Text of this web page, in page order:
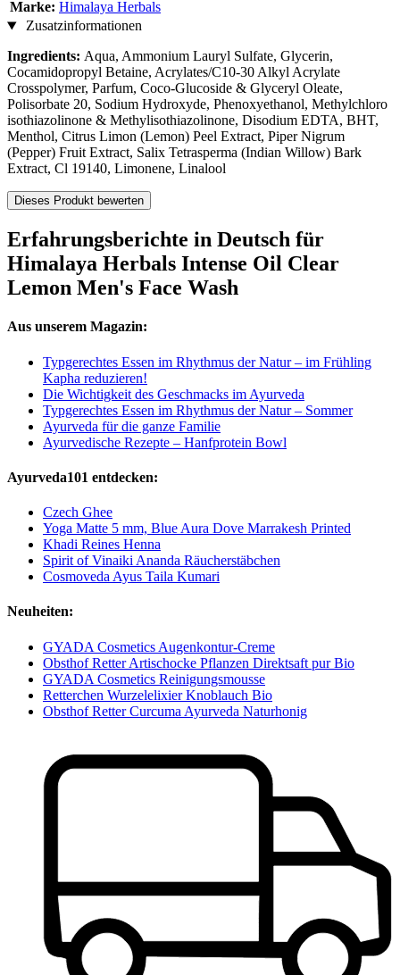
Marke: Himalaya Herbals
Zusatzinformationen
Ingredients: Aqua, Ammonium Lauryl Sulfate, Glycerin,
Cocamidopropyl Betaine, Acrylates/C10-30 Alkyl Acrylate
Crosspolymer, Parfum, Coco-Glucoside & Glyceryl Oleate,
Polisorbate 20, Sodium Hydroxyde, Phenoxyethanol, Methylchloro
isothiazolinone & Methylisothiazolinone, Disodium EDTA, BHT,
Menthol, Citrus Limon (Lemon) Peel Extract, Piper Nigrum
(Pepper) Fruit Extract, Salix Tetrasperma (Indian Willow) Bark
Extract, Cl 19140, Limonene, Linalool
Dieses Produkt bewerten
Erfahrungsberichte in Deutsch für
Himalaya Herbals Intense Oil Clear
Lemon Men's Face Wash
Aus unserem Magazin:
Typgerechtes Essen im Rhythmus der Natur – im Frühling
Kapha reduzieren!
Die Wichtigkeit des Geschmacks im Ayurveda
Typgerechtes Essen im Rhythmus der Natur – Sommer
Ayurveda für die ganze Familie
Ayurvedische Rezepte – Hanfprotein Bowl
Ayurveda101 entdecken:
Czech Ghee
Yoga Matte 5 mm, Blue Aura Dove Marrakesh Printed
Khadi Reines Henna
Spirit of Vinaiki Ananda Räucherstäbchen
Cosmoveda Ayus Taila Kumari
Neuheiten:
GYADA Cosmetics Augenkontur-Creme
Obsthof Retter Artischocke Pflanzen Direktsaft pur Bio
GYADA Cosmetics Reinigungsmousse
Retterchen Wurzelelixier Knoblauch Bio
Obsthof Retter Curcuma Ayurveda Naturhonig